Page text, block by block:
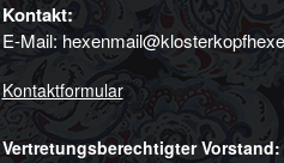
Kontakt:
E-Mail: hexenmail
Kontaktformular
Vertretungsberechtigter Vorstand: